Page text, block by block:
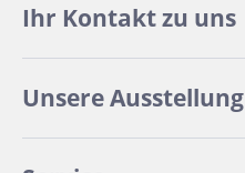
Ihr Kontakt zu uns
Unsere Ausstellung